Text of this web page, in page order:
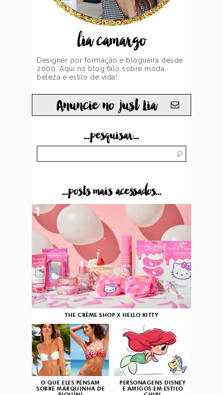
lia camargo
Designer por formação e blogueira desde
2000. Aqui no blog falo sobre moda,
beleza e estilo de vida!
Anuncie no just Lia
...pesquisar...
...posts mais acessados...
THE CRÈME SHOP X HELLO KITTY
1
O QUE ELES PENSAM
SOBRE MARQUINHA DE
2
PERSONAGENS DISNEY
E AMIGOS EM ESTILO
3